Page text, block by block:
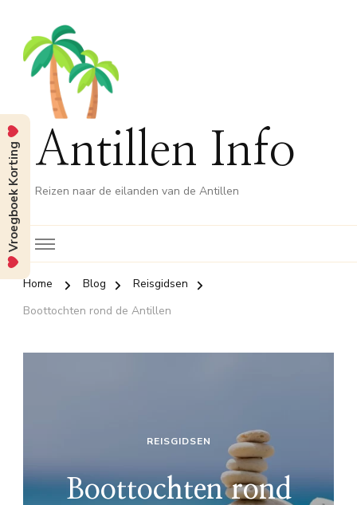
Antillen Info
Reizen naar de eilanden van de Antillen
Home Blog
Reisgidsen
Boottochten rond de Antillen
REISGIDSEN
Boottochten rond
Vroegboek Korting